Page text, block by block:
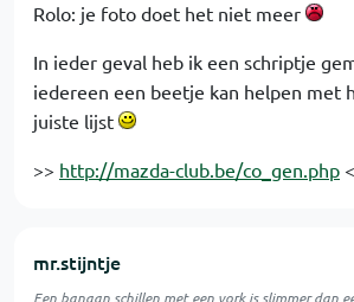
Rolo: je foto doet het niet meer
In ieder geval heb ik een schriptje
iedereen een beetje kan helpen met
juiste lijst
>> http://mazda-club.be/co_gen.php
mr.stijntje
Een banaan schillen met een vork is slimmer dan